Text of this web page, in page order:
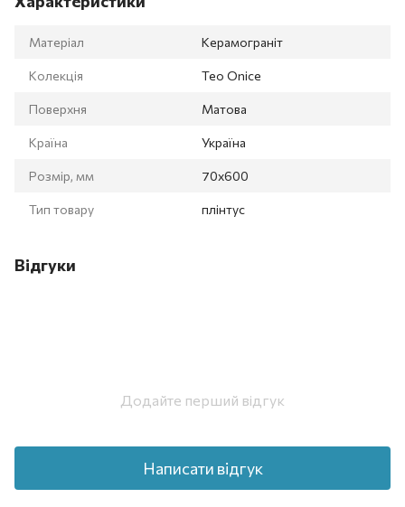
Матеріал Керамограніт
Колекція Teo Onice
Поверхня Матова
Країна Україна
Розмір, мм 70x600
Тип товару плінтус
Відгуки
Додайте перший відгук
Написати відгук